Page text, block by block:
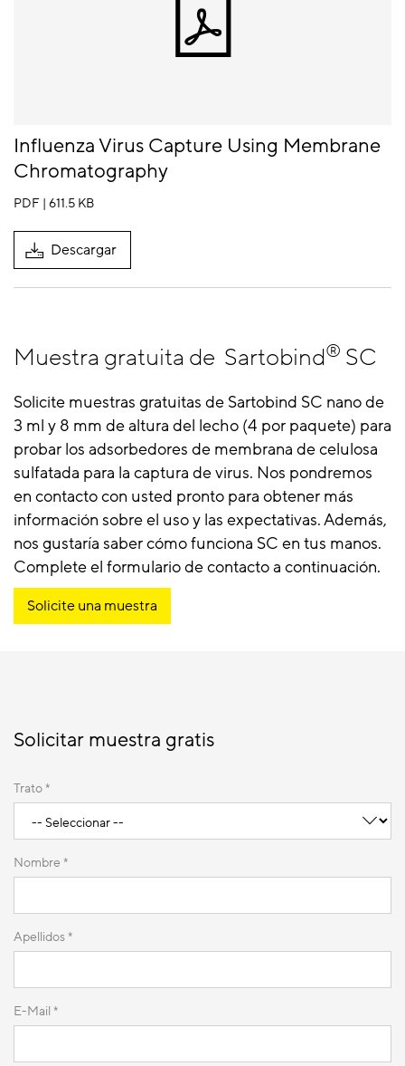
Influenza Virus Capture Using Membrane
Chromatography
PDF | 611.5 KB
Descargar
Muestra gratuita de Sartobind® SC
Solicite muestras gratuitas de Sartobind SC nano de
3 ml y 8 mm de altura del lecho (4 por paquete) para
probar los adsorbedores de membrana de celulosa
sulfatada para la captura de virus. Nos pondremos
en contacto con usted pronto para obtener más
información sobre el uso y las expectativas. Además,
nos gustaría saber cómo funciona SC en tus manos.
Complete el formulario de contacto a continuación.
Solicite una muestra
Solicitar muestra gratis
Trato *
Nombre *
Apellidos *
E-Mail *